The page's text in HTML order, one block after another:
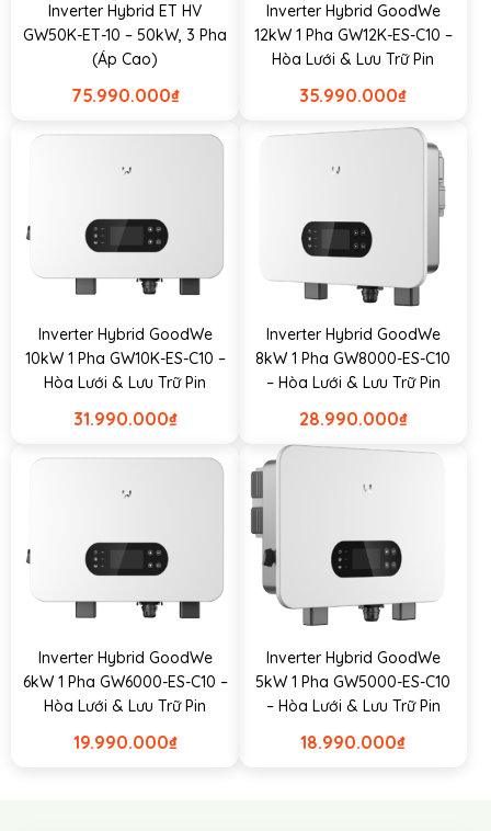
Inverter Hybrid ET HV
GW50K-ET-10 – 50kW, 3 Pha
(Áp Cao)
₫
75.990.000
Inverter Hybrid GoodWe
12kW 1 Pha GW12K-ES-C10 –
Hòa Lưới & Lưu Trữ Pin
₫
35.990.000
Inverter Hybrid GoodWe
10kW 1 Pha GW10K-ES-C10 –
Hòa Lưới & Lưu Trữ Pin
₫
31.990.000
Inverter Hybrid GoodWe
8kW 1 Pha GW8000-ES-C10
– Hòa Lưới & Lưu Trữ Pin
₫
28.990.000
Inverter Hybrid GoodWe
6kW 1 Pha GW6000-ES-C10 –
Hòa Lưới & Lưu Trữ Pin
₫
19.990.000
Inverter Hybrid GoodWe
5kW 1 Pha GW5000-ES-C10
– Hòa Lưới & Lưu Trữ Pin
₫
18.990.000